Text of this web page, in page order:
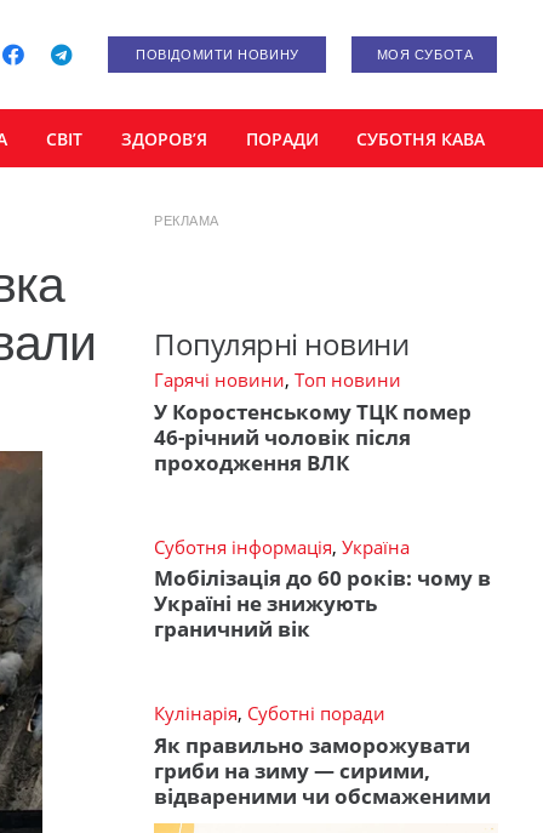
ПОВІДОМИТИ НОВИНУ МОЯ СУБОТА
СВІТ ЗДОРОВ’Я ПОРАДИ СУБОТНЯ КАВА
РЕКЛАМА
Популярні новини
Гарячі новини, Топ новини
У Коростенському ТЦК помер
46-річний чоловік після
проходження ВЛК
Суботня інформація, Україна
Мобілізація до 60 років: чому в
Україні не знижують
граничний вік
Кулінарія, Суботні поради
Як правильно заморожувати
гриби на зиму — сирими,
відвареними чи обсмаженими